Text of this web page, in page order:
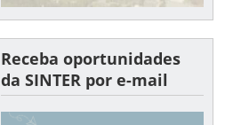
Receba oportunidades
da SINTER por e-mail